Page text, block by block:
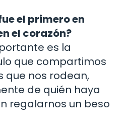
el primero en
el corazón?
es la
que compartimos
que nos rodean,
de quién haya
regalarnos un beso